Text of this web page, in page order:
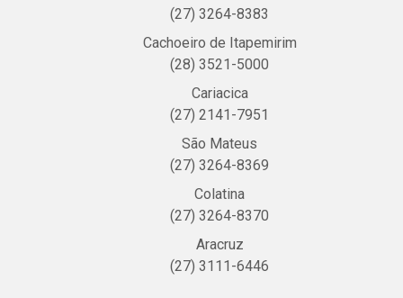
(27) 3264-8383
Cachoeiro de Itapemirim
(28) 3521-5000
Cariacica
(27) 2141-7951
São Mateus
(27) 3264-8369
Colatina
(27) 3264-8370
Aracruz
(27) 3111-6446